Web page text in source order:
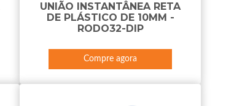
UNIÃO INSTANTÂNEA RETA
DE PLÁSTICO DE 10MM -
RODO32-DIP
Compre agora